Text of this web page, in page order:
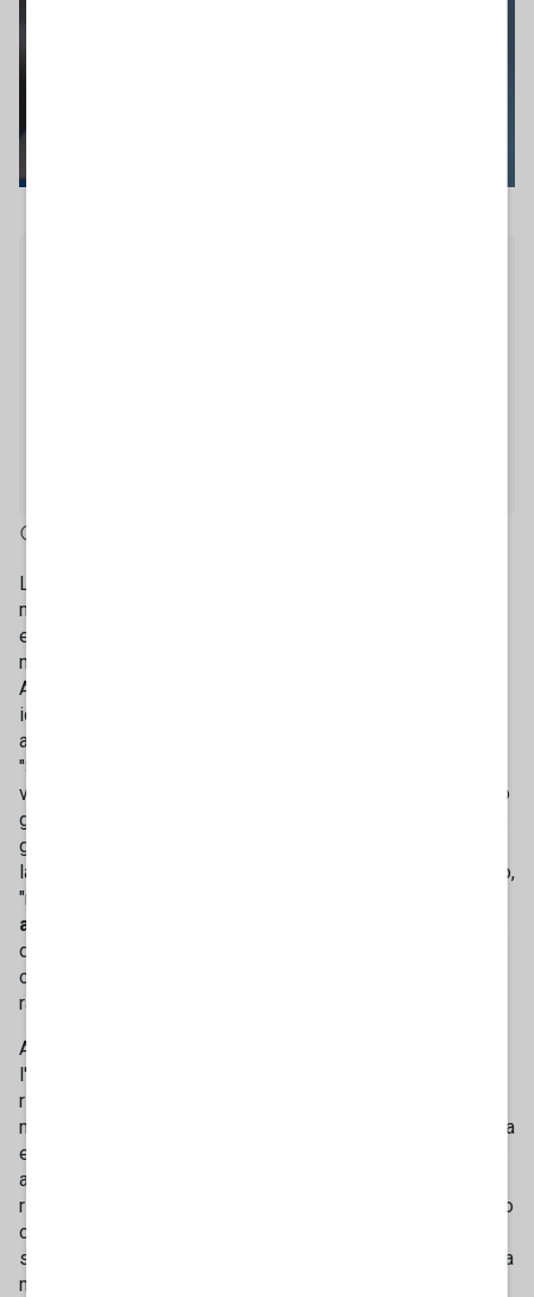
La truffa dei
messaggio è sempre lo stesso: "Informa ATM informa
errore tap out salda le spese di gestione (1,50) entro 30
minuti per bloccare l'addebito massimo
Aprendolo si arriva su una pagina con "layout del tutto
identico a quello ATM. Quindi non ho avuto dubbi", racconta
all'Adnkronos Giulia, una 29enne caduta nella trappola.
"Sono stata ingenua e in un primo momento me ne sono
vergognata. Poi però ho capito che purtroppo tutti, non solo
gli anziani, possono restare vittime del phishing", spiega la
giovane donna, che dalla Sicilia si è spostata a Milano per
lavoro. Lunedì mattina, uscendo di casa per andare in ufficio,
"mi sono accorta che era il primo del mese e dovevo
ancora convalidare l'abbondamento
di raggiungere un totem per farlo, sono passata dai tornelli
con la carta di credito, cosa che di solito non faccio",
racconta.
Anche per questo, quando poco dopo le 17 "mi è arrivato
l'sms truffa da un numero ATM, da cui in passato avevo già
ricevuto un messaggio autentico, mi sono fidata. In quel
momento ho temuto di essermi scordata di timbrare l'uscita
e di dover quindi pagare il giornaliero. Per evitarlo, mi sono
affrettata a saldare il finto debito
richiesto". Addirittura - prosegue il racconto di Giulia - "dopo
che i primi due tentativi di pagamento tramite PayPal non
sono andati a buon fine, ne ho disposto un terzo. Solo allora
mi è arrivata la notifica dalla mia banca, che mi informava